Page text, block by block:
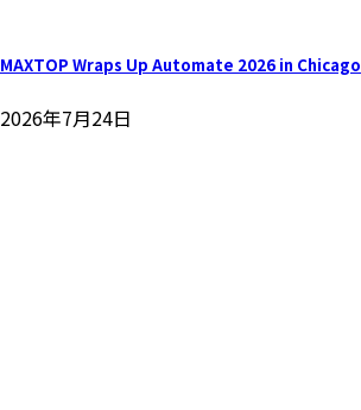
MAXTOP Wraps Up Automate 2026 in Chicago
2026年7月24日